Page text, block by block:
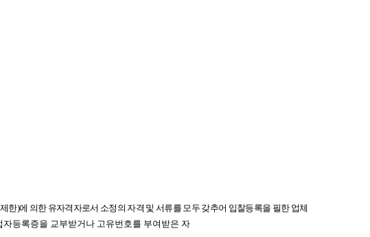
한)에 의한 유자격자로서 소정의 자격 및 서류를 모두 갖추어 입찰등록을 필한 업체
등록증을 교부받거나 고유번호를 부여받은 자